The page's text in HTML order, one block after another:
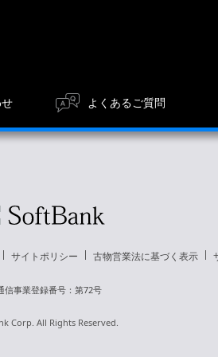
よくあるご質問
サイトポリシー 古物営業法に基づく表示
信事業登録番号：第72号
Corp. All Rights Reserved.